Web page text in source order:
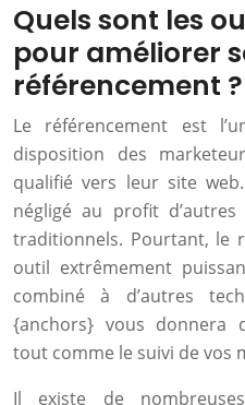
Quels sont les
pour améliorer
référencement ?
Le référencement est
disposition des
qualifié vers leur site
négligé au profit
traditionnels. Pourtant, le
outil extrêmement
combiné à d’autres
{anchors} vous donnera
tout comme le suivi de vos
Il existe de